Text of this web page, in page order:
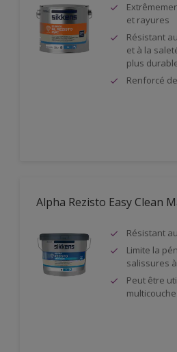
et rayures
Résistant
et à la
plus
Renforcé
Alpha Rezisto Easy Clean
Résistant
Limite la
salissures
Peut être
multicouche